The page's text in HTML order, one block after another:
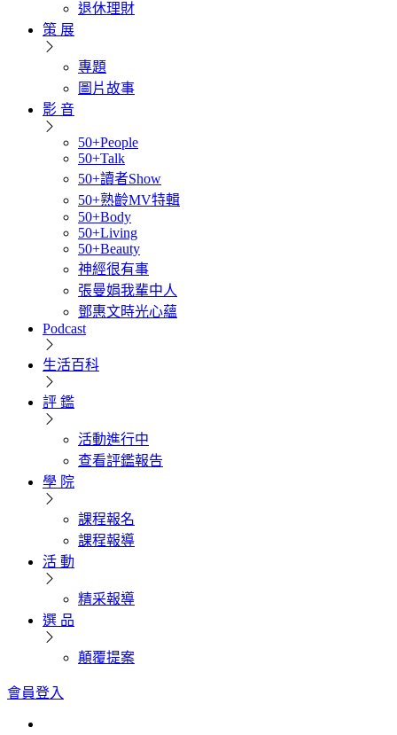
退休理財
策 展
專題
圖片故事
影 音
50+People
50+Talk
50+讀者Show
50+熟齡MV特輯
50+Body
50+Living
50+Beauty
神經很有事
張曼娟我輩中人
鄧惠文時光心蘊
Podcast
生活百科
評 鑑
活動進行中
查看評鑑報告
學 院
課程報名
課程報導
活 動
精采報導
選 品
顛覆提案
會員登入